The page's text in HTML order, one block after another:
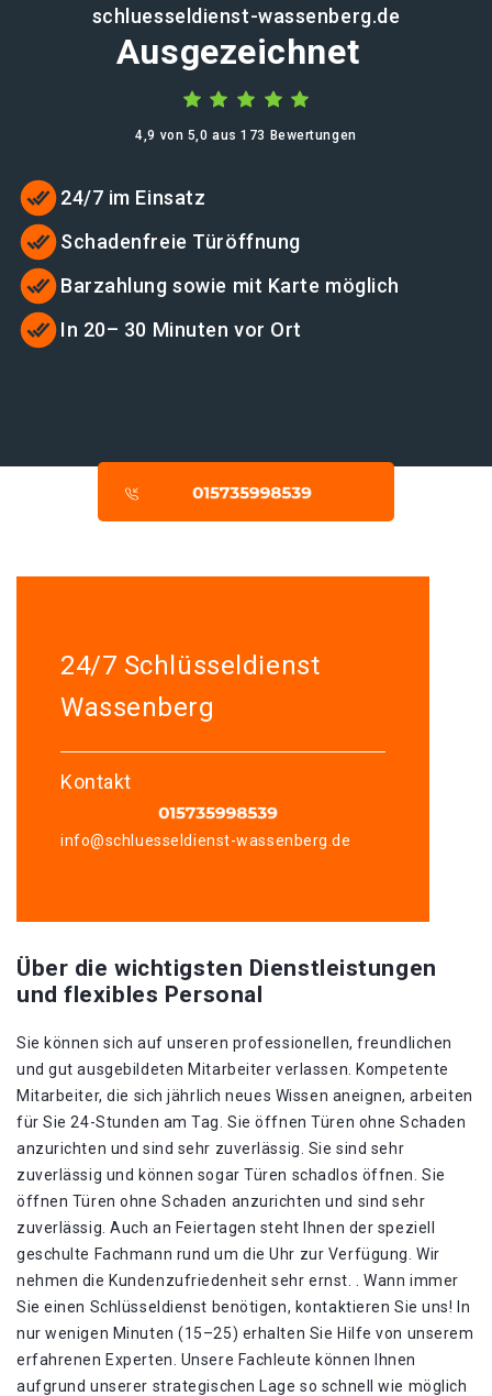
schluesseldienst-wassenberg.de
Ausgezeichnet
4,9 von 5,0 aus 173 Bewertungen
24/7 im Einsatz
Schadenfreie Türöffnung
Barzahlung sowie mit Karte möglich
In 20– 30 Minuten vor Ort
24/7 Schlüsseldienst
Wassenberg
Kontakt
info@schluesseldienst-wassenberg.de
Über die wichtigsten Dienstleistungen
und flexibles Personal
Sie können sich auf unseren professionellen, freundlichen
und gut ausgebildeten Mitarbeiter verlassen. Kompetente
Mitarbeiter, die sich jährlich neues Wissen aneignen, arbeiten
für Sie 24-Stunden am Tag. Sie öffnen Türen ohne Schaden
anzurichten und sind sehr zuverlässig. Sie sind sehr
zuverlässig und können sogar Türen schadlos öffnen. Sie
öffnen Türen ohne Schaden anzurichten und sind sehr
zuverlässig. Auch an Feiertagen steht Ihnen der speziell
geschulte Fachmann rund um die Uhr zur Verfügung. Wir
nehmen die Kundenzufriedenheit sehr ernst. . Wann immer
Sie einen Schlüsseldienst benötigen, kontaktieren Sie uns! In
nur wenigen Minuten (15–25) erhalten Sie Hilfe von unserem
erfahrenen Experten. Unsere Fachleute können Ihnen
aufgrund unserer strategischen Lage so schnell wie möglich